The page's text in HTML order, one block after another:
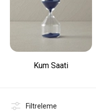
Kum Saati
Filtreleme